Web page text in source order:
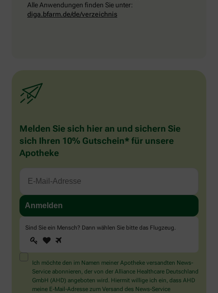
Alle Anwendungen finden Sie unter:
diga.bfarm.de/de/verzeichnis
Melden Sie sich hier an und sichern Sie
sich Ihren 10% Gutschein* für unsere
Apotheke
Sind Sie ein Mensch? Dann wählen Sie bitte das Flugzeug
Sind
Sie
ein
Mensch?
Dann
wählen
Sie
1 2
Ich möchte den im Namen meiner Apotheke versandten News-
Service abonnieren, der von der Alliance Healthcare Deutschland
GmbH (AHD) angeboten wird. Hiermit willige ich ein, dass AHD
meine E-Mail-Adresse zum Versand des News-Service